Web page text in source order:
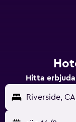
Hitta
Riverside,